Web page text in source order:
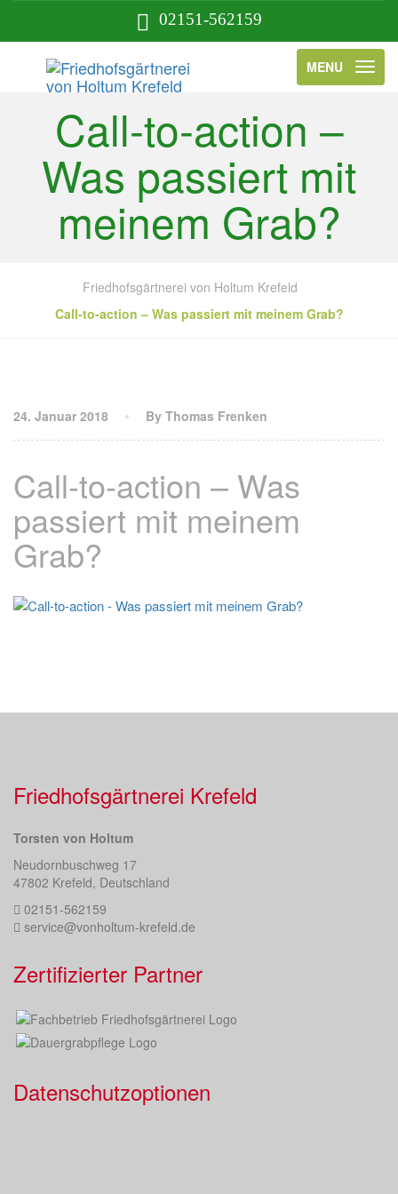
02151-562159
MENU
Call-to-action –
Was passiert mit
meinem Grab?
Friedhofsgärtnerei von Holtum Krefeld
Call-to-action – Was passiert mit meinem Grab?
24. Januar 2018 By Thomas Frenken
Call-to-action – Was
passiert mit meinem
Grab?
Friedhofsgärtnerei Krefeld
Torsten von Holtum
Neudornbuschweg 17
47802 Krefeld, Deutschland
02151-562159
service@vonholtum-krefeld.de
Zertifizierter Partner
Datenschutzoptionen